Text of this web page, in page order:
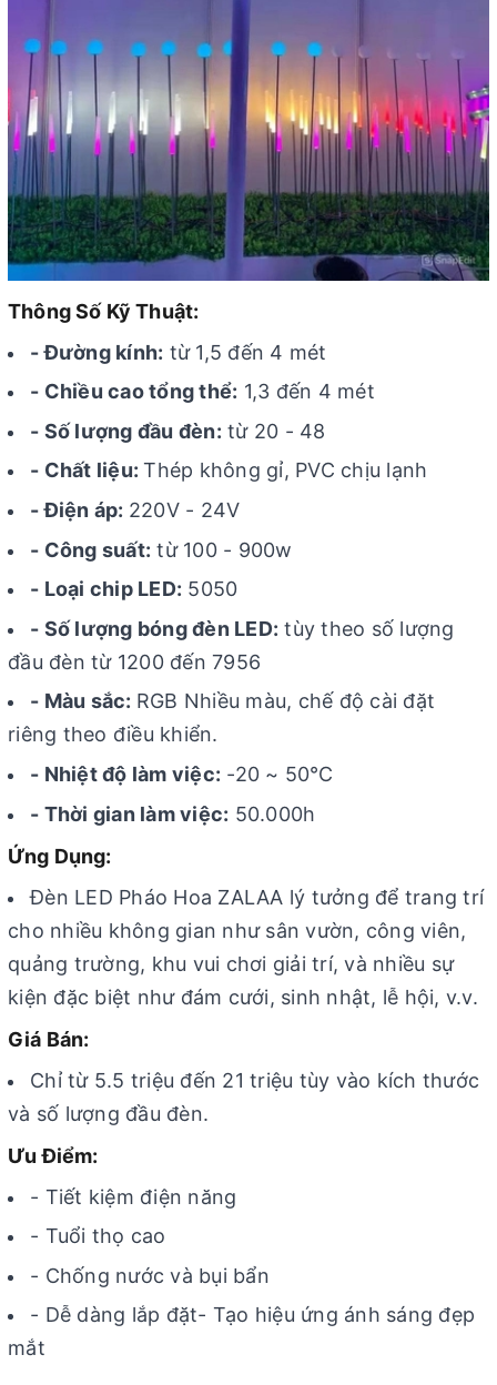
Thông Số Kỹ Thuật:
- Đường kính: từ 1,5 đến 4 mét
- Chiều cao tổng thể: 1,3 đến 4 mét
- Số lượng đầu đèn: từ 20 - 48
- Chất liệu:Thép không gỉ, PVC chịu lạnh
- Điện áp: 220V - 24V
- Công suất: từ 100 - 900w
- Loại chip LED: 5050
- Số lượng bóng đèn LED: tùy theo số lượng
đầu đèn từ 1200 đến 7956
- Màu sắc: RGB Nhiều màu, chế độ cài đặt
riêng theo điều khiển.
- Nhiệt độ làm việc: -20 ~ 50℃
- Thời gian làm việc: 50.000h
Ứng Dụng:
Đèn LED Pháo Hoa ZALAA lý tưởng để trang trí
cho nhiều không gian như sân vườn, công viên,
quảng trường, khu vui chơi giải trí, và nhiều sự
kiện đặc biệt như đám cưới, sinh nhật, lễ hội, v.v.
Giá Bán:
Chỉ từ 5.5 triệu đến 21 triệu tùy vào kích thước
và số lượng đầu đèn.
Ưu Điểm:
- Tiết kiệm điện năng
- Tuổi thọ cao
- Chống nước và bụi bẩn
- Dễ dàng lắp đặt- Tạo hiệu ứng ánh sáng đẹp
mắt